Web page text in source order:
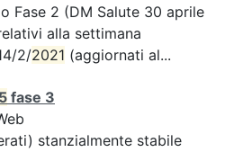
Fase 2 (DM Salute 30 aprile
alla settimana
2/2021 (aggiornati al...
fase 3
stanzialmente stabile